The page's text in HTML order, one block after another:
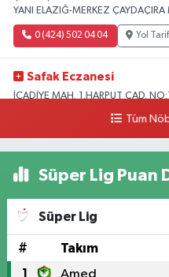
YANI ELAZIĞ-MERKEZ
0 (424) 502 04 04 Yol
Safak Eczanesi
İCADİYE MAH. 1.HARPUT CAD.
Yol
Üniversite Mahallesi, Yahya Kemal
Fırat Eczanesi
YENİMAH. YUNUS EMRE BULVARI
Tüm
Süper Lig Puan
Süper Lig
# Takım
1